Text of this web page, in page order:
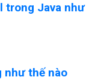
trong Java như
như thế nào